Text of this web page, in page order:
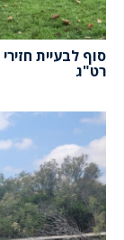
סוף לבעיית
רט"ג